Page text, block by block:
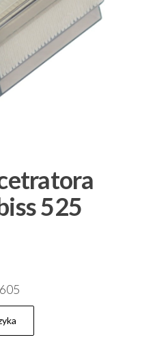
525